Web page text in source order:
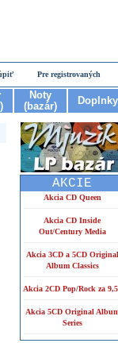
Pre registrovaných
Noty
(bazár)
Doplnky
AKCIE
Akcia CD Queen
Akcia CD Inside
Out/Century Media
Akcia 3CD a 5CD Original
Album Classics
Akcia 2CD Pop/Rock za
Akcia 5CD Original
Series